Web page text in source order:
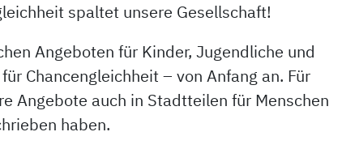
spaltet unsere Gesellschaft!
Angeboten für Kinder, Jugendliche und
Chancengleichheit – von Anfang an. Für
Angebote auch in Stadtteilen für Menschen
haben.